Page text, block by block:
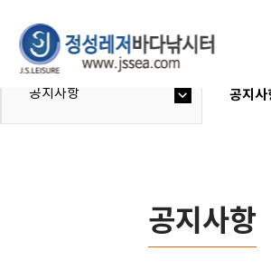
공지사항 공지사
공지사항